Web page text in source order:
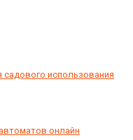
использования
онлайн